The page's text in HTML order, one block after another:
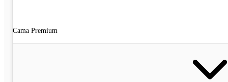
Cama Premium